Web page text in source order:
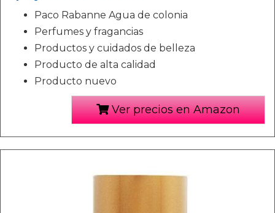
Paco Rabanne Agua de colonia
Perfumes y fragancias
Productos y cuidados de belleza
Producto de alta calidad
Producto nuevo
Ver precios en Amazon